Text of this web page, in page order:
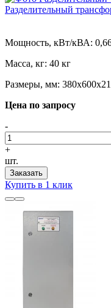
Разделительный
Мощность, кВт/кВА:
Масса, кг: 40 кг
Размеры, мм:
Цена по запросу
-
+
шт.
Заказать
Купить в 1 клик